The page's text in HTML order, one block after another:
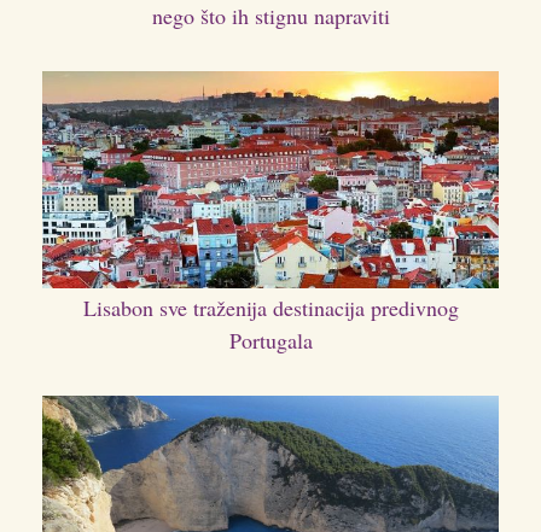
nego što ih stignu napraviti
Lisabon sve traženija destinacija predivnog
Portugala